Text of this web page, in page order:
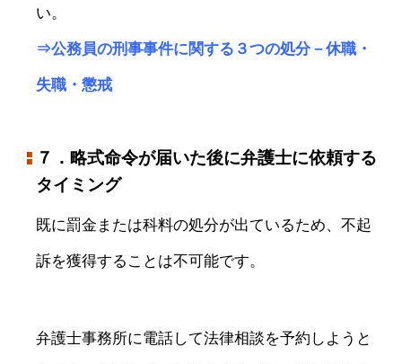
い。
⇒公務員の刑事事件に関する３つの処分－休職・
失職・懲戒
７．略式命令が届いた後に弁護士に依頼する
タイミング
既に罰金または科料の処分が出ているため、不起
訴を獲得することは不可能です。
弁護士事務所に電話して法律相談を予約しようと